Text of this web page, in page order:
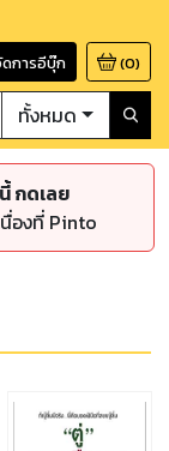
การอีบุ๊ก (0)
ทั้งหมด
กดเลย
องที่ Pinto